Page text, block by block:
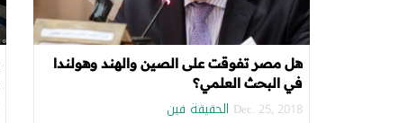
هل مصر تفوقت على الصين والهند وهولندا
في البحث العلمي؟
Dec. 25, 2018 الحقيقة فين